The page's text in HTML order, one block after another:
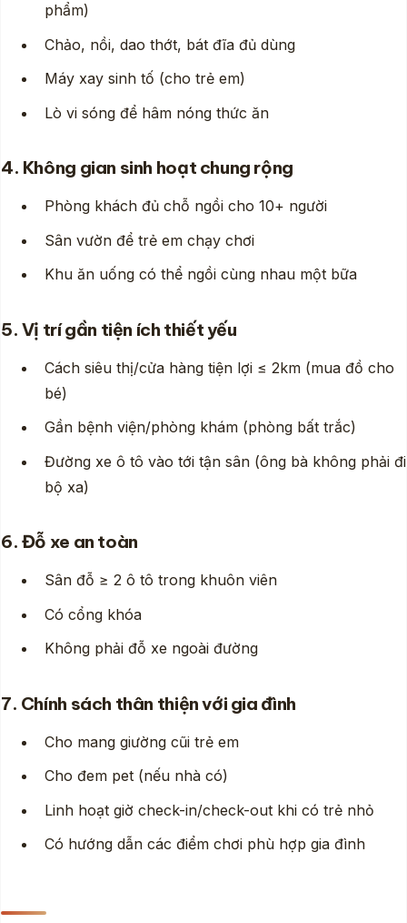
phẩm)
Chảo, nồi, dao thớt, bát đĩa đủ dùng
Máy xay sinh tố (cho trẻ em)
Lò vi sóng để hâm nóng thức ăn
4. Không gian sinh hoạt chung rộng
Phòng khách đủ chỗ ngồi cho 10+ người
Sân vườn để trẻ em chạy chơi
Khu ăn uống có thể ngồi cùng nhau một bữa
5. Vị trí gần tiện ích thiết yếu
Cách siêu thị/cửa hàng tiện lợi ≤ 2km (mua đồ cho
bé)
Gần bệnh viện/phòng khám (phòng bất trắc)
Đường xe ô tô vào tới tận sân (ông bà không phải đi
bộ xa)
6. Đỗ xe an toàn
Sân đỗ ≥ 2 ô tô trong khuôn viên
Có cổng khóa
Không phải đỗ xe ngoài đường
7. Chính sách thân thiện với gia đình
Cho mang giường cũi trẻ em
Cho đem pet (nếu nhà có)
Linh hoạt giờ check-in/check-out khi có trẻ nhỏ
Có hướng dẫn các điểm chơi phù hợp gia đình